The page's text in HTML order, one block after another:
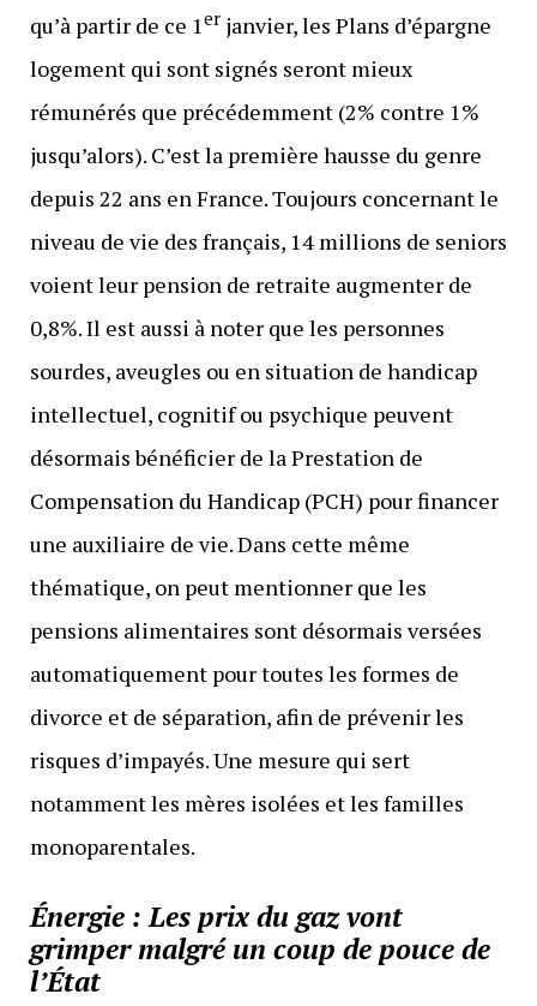
qu’à partir de ce 1erjanvier, les Plans d’épargne
logement qui sont signés seront mieux
rémunérés que précédemment (2% contre 1%
jusqu’alors). C’est la première hausse du genre
depuis 22 ans en France. Toujours concernant le
niveau de vie des français, 14 millions de seniors
voient leur pension de retraite augmenter de
0,8%. Il est aussi à noter que les personnes
sourdes, aveugles ou en situation de handicap
intellectuel, cognitif ou psychique peuvent
désormais bénéficier de la Prestation de
Compensation du Handicap (PCH) pour financer
une auxiliaire de vie. Dans cette même
thématique, on peut mentionner que les
pensions alimentaires sont désormais versées
automatiquement pour toutes les formes de
divorce et de séparation, afin de prévenir les
risques d’impayés. Une mesure qui sert
notamment les mères isolées et les familles
monoparentales.
Énergie : Les prix du gaz vont
grimper malgré un coup de pouce de
l’État